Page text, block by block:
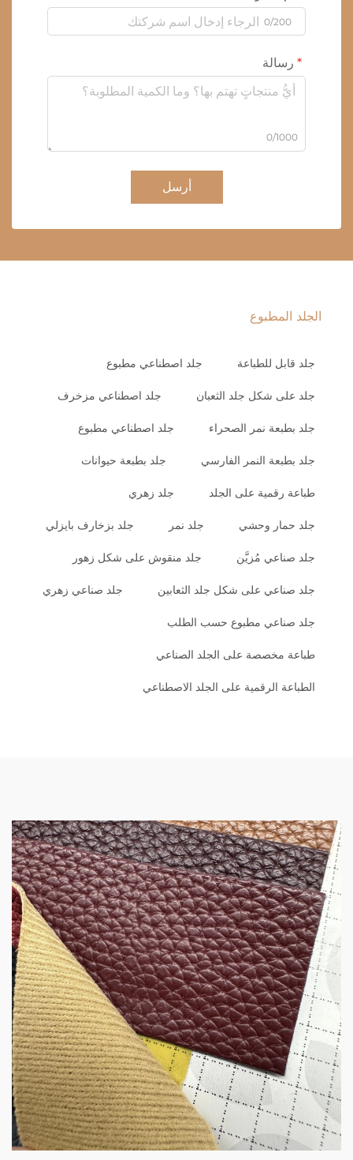
0/200
رسالة
0/1000
أرسل
الجلد المطبوع
جلد قابل للطباعة جلد اصطناعي مطبوع
جلد على شكل جلد الثعبان جلد اصطناعي مزخرف
جلد بطبعة نمر الصحراء جلد اصطناعي مطبوع
جلد بطبعة النمر الفارسي جلد بطبعة حيوانات
طباعة رقمية على الجلد جلد زهري
جلد حمار وحشي جلد نمر جلد بزخارف بايزلي
جلد صناعي مُزيَّن جلد منقوش على شكل زهور
جلد صناعي على شكل جلد الثعابين جلد صناعي زهري
جلد صناعي مطبوع حسب الطلب
طباعة مخصصة على الجلد الصناعي
الطباعة الرقمية على الجلد الاصطناعي